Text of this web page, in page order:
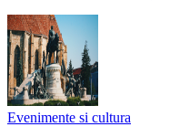
Evenimente si cultura